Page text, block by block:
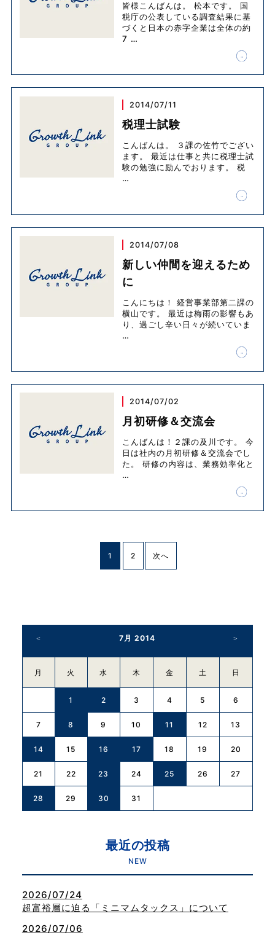
皆様こんばんは。 松本です。 国
税庁の公表している調査結果に基
づくと日本の赤字企業は全体の約
7 …
2014/07/11
税理士試験
こんばんは。 ３課の佐竹でござい
ます。 最近は仕事と共に税理士試
験の勉強に励んでおります。 税
…
2014/07/08
新しい仲間を迎えるため
に
こんにちは！ 経営事業部第二課の
横山です。 最近は梅雨の影響もあ
り、過ごし辛い日々が続いていま
…
2014/07/02
月初研修＆交流会
こんばんは！２課の及川です。 今
日は社内の月初研修＆交流会でし
た。 研修の内容は、業務効率化と
…
1 2 次へ
7月 2014
月 火 水 木 金 土 日
1 2 3 4 5 6
7 8 9 10 11 12 13
14 15 16 17 18 19 20
21 22 23 24 25 26 27
28 29 30 31
最近の投稿
NEW
2026/07/24
超富裕層に迫る「ミニマムタックス」について
2026/07/06